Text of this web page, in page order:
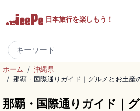
日本旅行を楽しもう！
ホーム / 沖縄県
/ 那覇・国際通りガイド｜グルメとお土産
那覇・国際通りガイド｜